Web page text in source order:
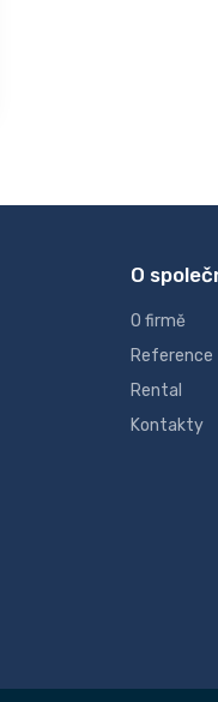
O
O firmě
Reference
Rental
Kontakty